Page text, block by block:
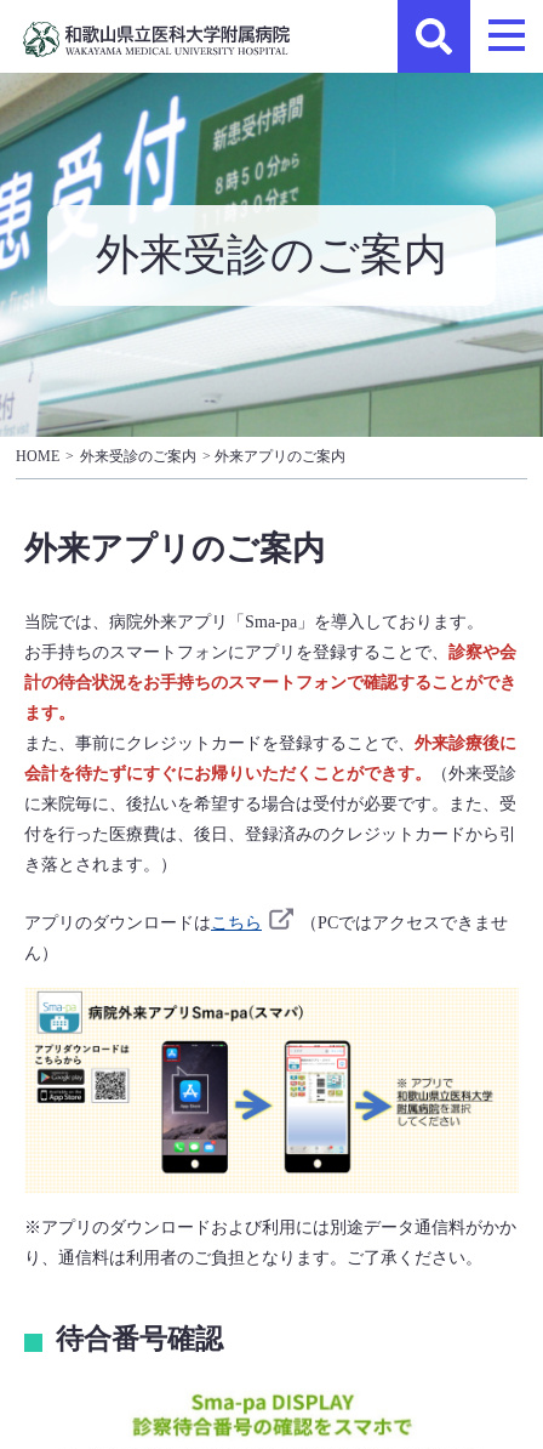
外来受診のご案内
HOME > 外来受診のご案内 > 外来アプリのご案内
外来アプリのご案内
当院では、病院外来アプリ「Sma-pa」を導入しております。
お手持ちのスマートフォンにアプリを登録することで、 診察や会
計の待合状況をお手持ちのスマートフォンで確認することができ
ます。
また、事前にクレジットカードを登録することで、 外来診療後に
会計を待たずにすぐにお帰りいただくことができす。
（外来受診
に来院毎に、後払いを希望する場合は受付が必要です。また、受
付を行った医療費は、後日、登録済みのクレジットカードから引
き落とされます。）
アプリのダウンロードはこちら
（PCではアクセスできませ
ん）
※アプリのダウンロードおよび利用には別途データ通信料がかか
り、通信料は利用者のご負担となります。ご了承ください。
待合番号確認